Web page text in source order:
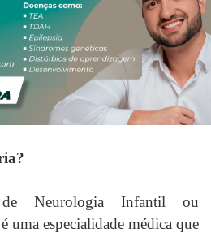
de Neurologia Infantil ou
uma especialidade médica que